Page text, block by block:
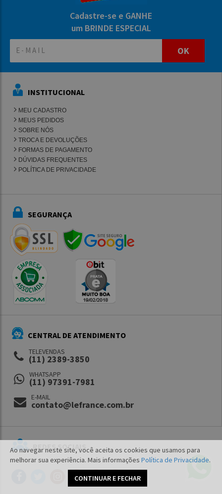
Ao navegar neste site, você aceita os cookies que usamos para
melhorar sua experiência. Mais informações Política de Privacidade.
CONTINUAR E FECHAR
Cadastre-se e GANHE
um BRINDE ESPECIAL
OK
INSTITUCIONAL
MEU CADASTRO
MEUS PEDIDOS
SOBRE NÓS
TROCA E DEVOLUÇÕES
FORMAS DE PAGAMENTO
DÚVIDAS FREQUENTES
POLÍTICA DE PRIVACIDADE
SEGURANÇA
CENTRAL DE ATENDIMENTO
TELEVENDAS
(11) 2389-3850
WHATSAPP
(11) 97391-7981
E-MAIL
contato@lefrance.com.br
REDES SOCIAIS